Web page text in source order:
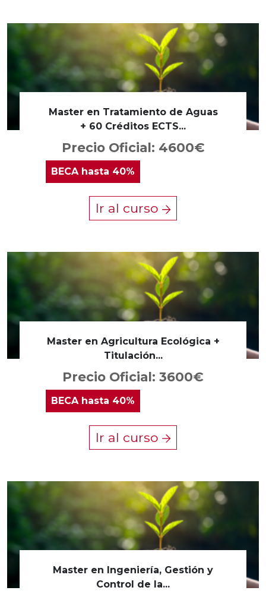
Master en Tratamiento de Aguas
+ 60 Créditos ECTS...
Precio Oficial: 4600€
BECAhasta 40%
Ir al curso
Master en Agricultura Ecológica +
Titulación...
Precio Oficial: 3600€
BECA hasta 40%
Ir al curso
Master en Ingeniería, Gestión y
Control de la...